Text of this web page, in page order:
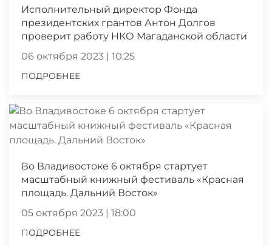
Исполнительный директор Фонда
президентских грантов Антон Долгов
проверит работу НКО Магаданской области
06 октября 2023 | 10:25
ПОДРОБНЕЕ
Во Владивостоке 6 октября стартует
масштабный книжный фестиваль «Красная
площадь. Дальний Восток»
05 октября 2023 | 18:00
ПОДРОБНЕЕ